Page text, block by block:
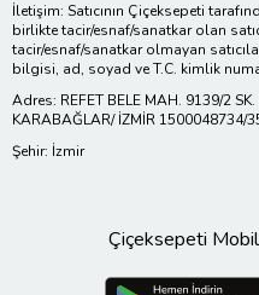
İletişim: Satıcının Çiçeksepeti
birlikte tacir/esnaf/sanatkar olan
tacir/esnaf/sanatkar olmayan
bilgisi, ad, soyad ve T.C. kimlik
Adres: REFET BELE MAH. 9139/2
KARABAĞLAR/ İZMİR 1500048734/
Şehir: İzmir
Çiçeksepeti Mobil